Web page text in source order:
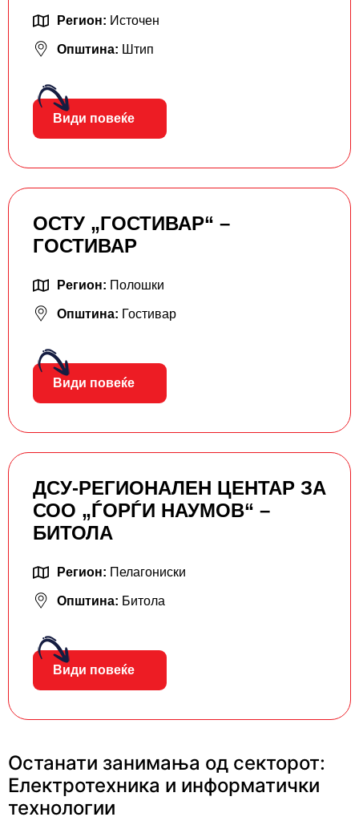
Регион: Источен
Општина: Штип
Види повеќе
ОСТУ „ГОСТИВАР“ –
ГОСТИВАР
Регион: Полошки
Општина: Гостивар
Види повеќе
ДСУ-РЕГИОНАЛЕН ЦЕНТАР ЗА
СОО „ЃОРЃИ НАУМОВ“ –
БИТОЛА
Регион: Пелагониски
Општина: Битола
Види повеќе
Останати занимања од секторот:
Електротехника и информатички
технологии